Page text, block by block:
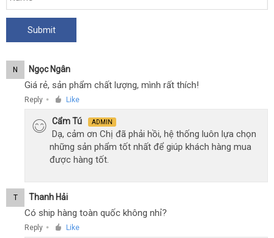
N Ngọc Ngân
Giá rẻ, sản phẩm chất lượng, mình rất thích!
Reply ● Like
Cẩm Tú ADMIN
Dạ, cảm ơn Chị đã phải hồi, hệ thống luôn lựa chọn
những sản phẩm tốt nhất để giúp khách hàng mua
được hàng tốt.
T Thanh Hải
Có ship hàng toàn quốc không nhỉ?
Reply ● Like